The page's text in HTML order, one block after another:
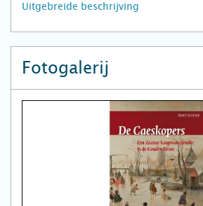
Uitgebreide beschrijving
Fotogalerij